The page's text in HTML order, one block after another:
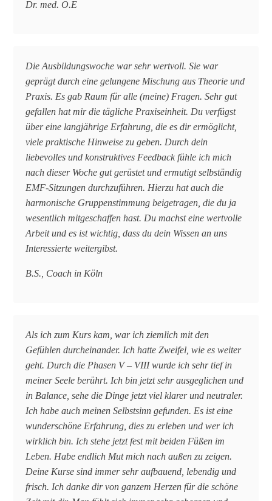
Dr. med. O.E
Die Ausbildungswoche war sehr wertvoll. Sie war
geprägt durch eine gelungene Mischung aus Theorie und
Praxis. Es gab Raum für alle (meine) Fragen. Sehr gut
gefallen hat mir die tägliche Praxiseinheit. Du verfügst
über eine langjährige Erfahrung, die es dir ermöglicht,
viele praktische Hinweise zu geben. Durch dein
liebevolles und konstruktives Feedback fühle ich mich
nach dieser Woche gut gerüstet und ermutigt selbständig
EMF-Sitzungen durchzuführen. Hierzu hat auch die
harmonische Gruppenstimmung beigetragen, die du ja
wesentlich mitgeschaffen hast. Du machst eine wertvolle
Arbeit und es ist wichtig, dass du dein Wissen an uns
Interessierte weitergibst.
B.S., Coach in Köln
Als ich zum Kurs kam, war ich ziemlich mit den
Gefühlen durcheinander. Ich hatte Zweifel, wie es weiter
geht. Durch die Phasen V – VIII wurde ich sehr tief in
meiner Seele berührt. Ich bin jetzt sehr ausgeglichen und
in Balance, sehe die Dinge jetzt viel klarer und neutraler.
Ich habe auch meinen Selbstsinn gefunden. Es ist eine
wunderschöne Erfahrung, dies zu erleben und wer ich
wirklich bin. Ich stehe jetzt fest mit beiden Füßen im
Leben. Habe endlich Mut mich nach außen zu zeigen.
Deine Kurse sind immer sehr aufbauend, lebendig und
frisch. Ich danke dir von ganzem Herzen für die schöne